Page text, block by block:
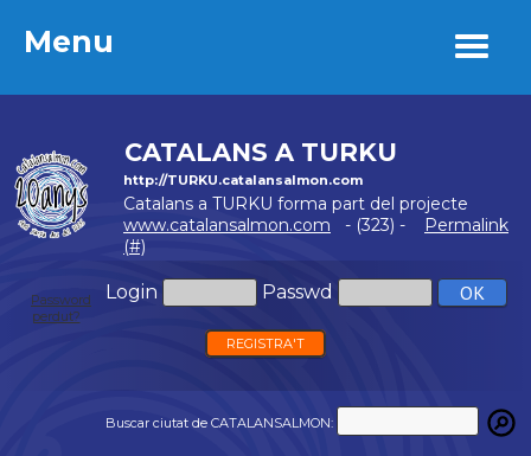
Menu
CATALANS A TURKU
http://TURKU.catalansalmon.com
Catalans a TURKU forma part del projecte
www.catalansalmon.com - (323) -
Permalink
(#)
Login Passwd
Password
perdut?
REGISTRA'T
Buscar ciutat de CATALANSALMON:
Menu